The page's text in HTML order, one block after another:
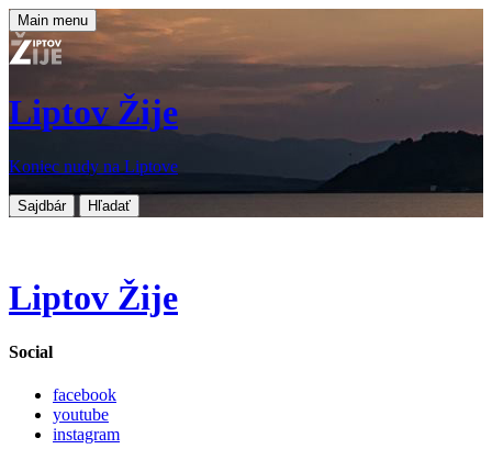
Main menu
Liptov Žije
Koniec nudy na Liptove
Sajdbár Hľadať
Liptov Žije
Social
facebook
youtube
instagram